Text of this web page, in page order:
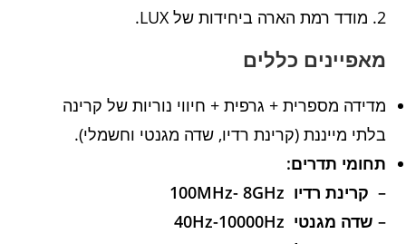
מודד רמת הארה ביחידות של LUX.
מאפיינים כללים
מדידה מספרית + גרפית + חיווי נוריות של קרינה
בלתי מייננת (קרינת רדיו, שדה מגנטי וחשמלי).
תחומי תדרים:
– קרינת רדיו 100MHz- 8GHz
– שדה מגנטי 40Hz-10000Hz